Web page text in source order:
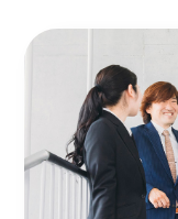
2026.04.20
2025年度奈良こども
2026.04.07
採用サイトに社員の声